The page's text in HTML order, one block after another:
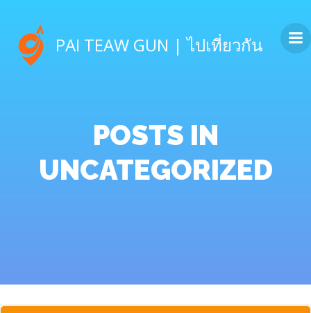
content
PAI TEAW GUN | ไปเที่ยวกัน
POSTS IN
UNCATEGORIZED